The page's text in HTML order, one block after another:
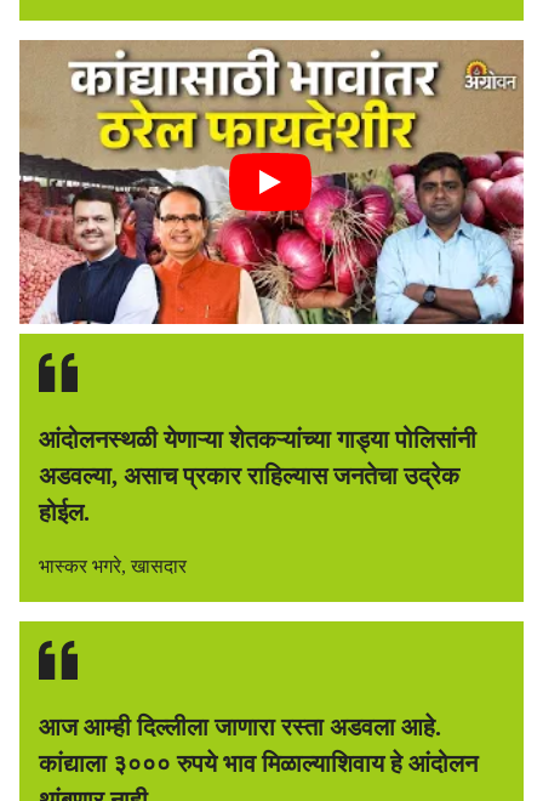
आंदोलनस्थळी येणाऱ्या शेतकऱ्यांच्या गाड्या पोलिसांनी
अडवल्या, असाच प्रकार राहिल्यास जनतेचा उद्रेक
होईल.
भास्कर भगरे, खासदार
आज आम्ही दिल्लीला जाणारा रस्ता अडवला आहे.
कांद्याला ३००० रुपये भाव मिळाल्याशिवाय हे आंदोलन